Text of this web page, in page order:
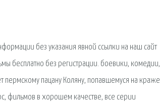
без указания явной ссылки на наш сайт
бесплатно без регистрации. боевики, комедии,
пермскому пацану Коляну, попавшемуся на краже
фильмов в хорошем качестве, все серии